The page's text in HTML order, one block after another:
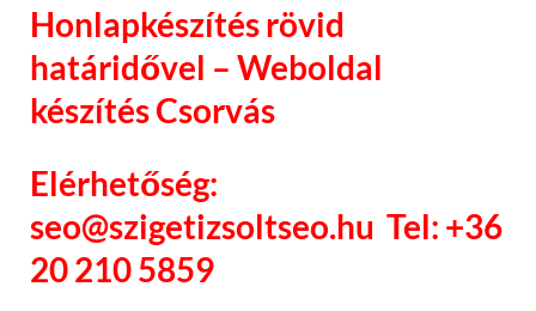
Honlapkészítés rövid
határidővel – Weboldal
készítés Csorvás
Elérhetőség:
seo@szigetizsoltseo.hu Tel: +36
20 210 5859